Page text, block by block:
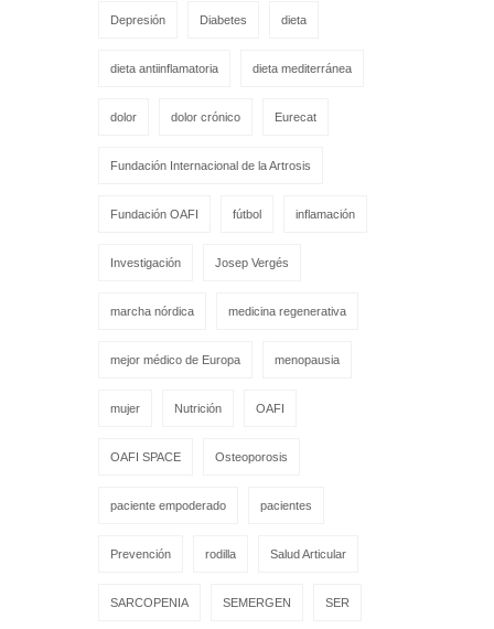
Depresión Diabetes dieta
dieta antiinflamatoria dieta mediterránea
dolor dolor crónico Eurecat
Fundación Internacional de la Artrosis
Fundación OAFI fútbol inflamación
Investigación Josep Vergés
marcha nórdica medicina regenerativa
mejor médico de Europa menopausia
mujer Nutrición OAFI
OAFI SPACE Osteoporosis
paciente empoderado pacientes
Prevención rodilla Salud Articular
SARCOPENIA SEMERGEN SER